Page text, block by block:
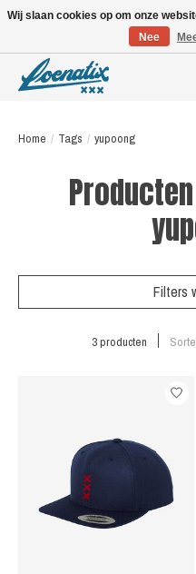
Home / Tags / yupoong
Filters
3 producten
Wij slaan cookies op om onze
Nee